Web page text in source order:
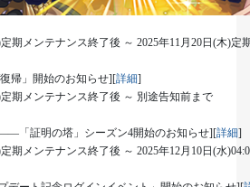
メンテナンス終了後 ～ 2025年11月20日(木)定
帰」開始のお知らせ][詳細]
期メンテナンス終了後 ～ 別途告知前まで
「証明の塔」シーズン4開始のお知らせ][詳細]
メンテナンス終了後 ～ 2025年12月10日(水